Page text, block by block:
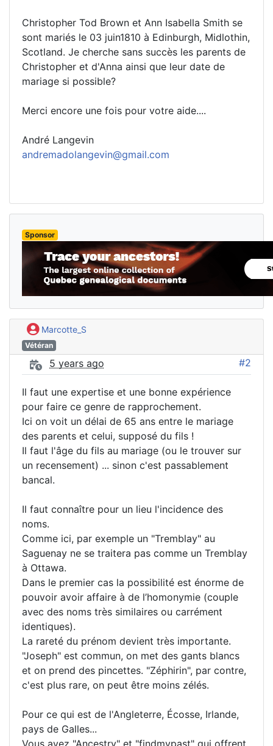
Christopher Tod Brown et Ann Isabella Smith se
sont mariés le 03 juin1810 à Edinburgh, Midlothin,
Scotland. Je cherche sans succès les parents de
Christopher et d'Anna ainsi que leur date de
mariage si possible?
Merci encore une fois pour votre aide....
André Langevin
andremadolangevin@gmail.com
Sponsor
Marcotte_S
Vétéran
5 years ago #2
Il faut une expertise et une bonne expérience
pour faire ce genre de rapprochement.
Ici on voit un délai de 65 ans entre le mariage
des parents et celui, supposé du fils !
Il faut l'âge du fils au mariage (ou le trouver sur
un recensement) ... sinon c'est passablement
bancal.
Il faut connaître pour un lieu l'incidence des
noms.
Comme ici, par exemple un "Tremblay" au
Saguenay ne se traitera pas comme un Tremblay
à Ottawa.
Dans le premier cas la possibilité est énorme de
pouvoir avoir affaire à de l’homonymie (couple
avec des noms très similaires ou carrément
identiques).
La rareté du prénom devient très importante.
"Joseph" est commun, on met des gants blancs
et on prend des pincettes. "Zéphirin", par contre,
c'est plus rare, on peut être moins zélés.
Pour ce qui est de l'Angleterre, Écosse, Irlande,
pays de Galles...